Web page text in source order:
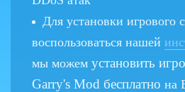
Для установки игрового
воспользоваться нашей
мы можем установить
Garry's Mod бесплатно на